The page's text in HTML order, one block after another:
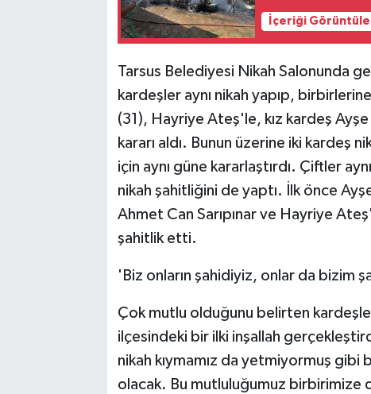
İçeriği Görüntüle
Tarsus Belediyesi Nikah Salonunda
kardeşler aynı nikah yapıp,
(31), Hayriye Ateş'le, kız kardeş
kararı aldı. Bunun üzerine iki kardeş
için aynı güne kararlaştırdı. Çiftler
nikah şahitliğini de yaptı. İlk önce
Ahmet Can Sarıpınar ve Hayriye
şahitlik etti.
'Biz onların şahidiyiz, onlar da bizim
Çok mutlu olduğunu belirten
ilçesindeki bir ilki inşallah
nikah kıymamız da yetmiyormuş gibi
olacak. Bu mutluluğumuz birbirimize